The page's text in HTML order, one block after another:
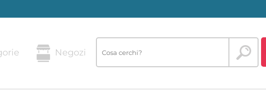
Negozi